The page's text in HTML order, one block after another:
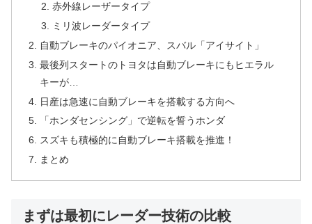
赤外線レーザータイプ
ミリ波レーダータイプ
自動ブレーキのパイオニア、スバル「アイサイト」
最後列スタートのトヨタは自動ブレーキにもヒエラル
キーが…
日産は急速に自動ブレーキを搭載する方向へ
「ホンダセンシング」で逆転を誓うホンダ
スズキも積極的に自動ブレーキ搭載を推進！
まとめ
まずは最初にレーダー技術の比較